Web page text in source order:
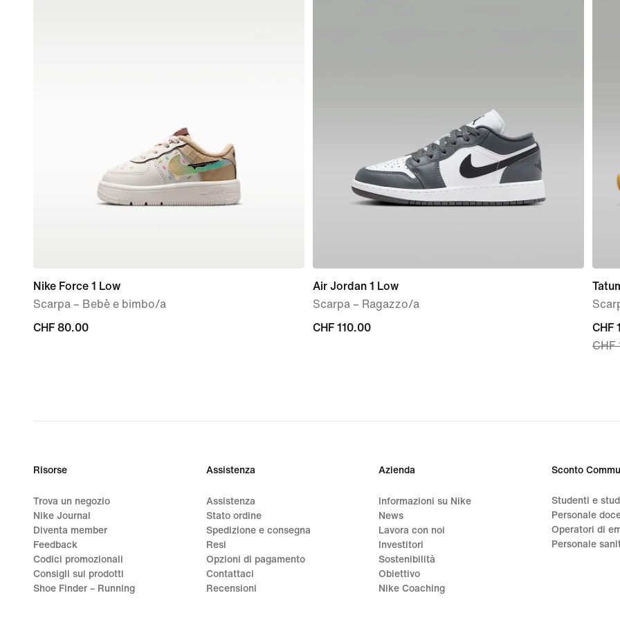
Nike Force 1 Low
Scarpa – Bebè e bimbo/a
CHF
CHF 80.00
Air Jordan 1 Low
Scarpa – Ragazzo/a
CHF
CHF 110.00
price
price
CHF
CHF
Risorse
Trova un negozio
Nike Journal
Diventa member
Feedback
Codici promozionali
Consigli sui prodotti
Shoe Finder – Running
Assistenza
Assistenza
Stato ordine
Spedizione e consegna
Resi
Opzioni di pagamento
Contattaci
Recensioni
Azienda
Informazioni su Nike
News
Lavora con noi
Investitori
Sostenibilità
Obiettivo
Nike Coaching
Sconto
Studenti e
Personale
Operatori di
Personale